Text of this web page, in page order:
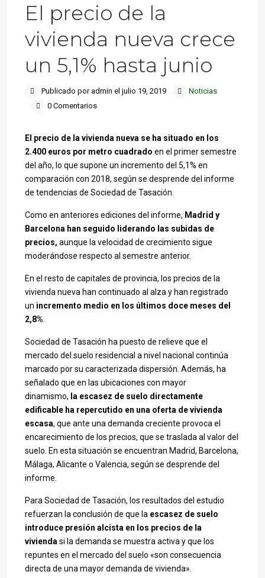
El precio de la
vivienda nueva crece
un 5,1% hasta junio
Publicado por admin el julio 19, 2019
Noticias
0 Comentarios
El precio de la vivienda nueva se ha situado en los
2.400 euros por metro cuadrado en el primer semestre
del año, lo que supone un incremento del 5,1% en
comparación con 2018, según se desprende del informe
de tendencias de Sociedad de Tasación.
Como en anteriores ediciones del informe, Madrid y
Barcelona han seguido liderando las subidas de
precios, aunque la velocidad de crecimiento sigue
moderándose respecto al semestre anterior.
En el resto de capitales de provincia, los precios de la
vivienda nueva han continuado al alza y han registrado
un incremento medio en los últimos doce meses del
2,8%
Sociedad de Tasación ha puesto de relieve que el
mercado del suelo residencial a nivel nacional continúa
marcado por su caracterizada dispersión. Además, ha
señalado que en las ubicaciones con mayor
dinamismo, la escasez de suelo directamente
edificable ha repercutido en una oferta de vivienda
escasa, que ante una demanda creciente provoca el
encarecimiento de los precios, que se traslada al valor del
suelo. En esta situación se encuentran Madrid, Barcelona,
Málaga, Alicante o Valencia, según se desprende del
informe.
Para Sociedad de Tasación, los resultados del estudio
refuerzan la conclusión de que la escasez de suelo
introduce presión alcista en los precios de la
vivienda si la demanda se muestra activa y que los
repuntes en el mercado del suelo «son consecuencia
directa de una mayor demanda de vivienda».